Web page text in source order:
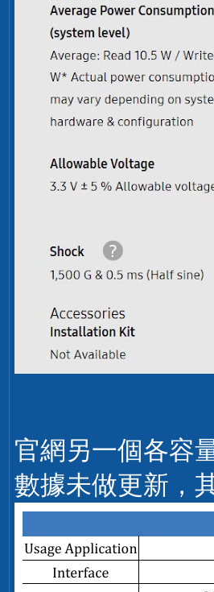
官網另一個各容
數據未做更新，